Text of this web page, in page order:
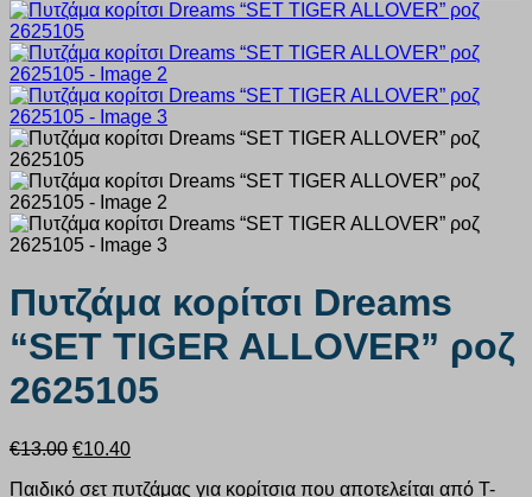
Πυτζάμα κορίτσι Dreams
“SET TIGER ALLOVER” ροζ
2625105
€13.00 Original
was:
€10.40Η
τιμή
Παιδικό σετ πυτζάμας για κορίτσια που αποτελείται από T-